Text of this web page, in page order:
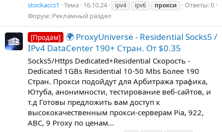
stockaccs1 Тема 16.10.24 ipv4 ipv6 прокси
Ответы: 0
Форум: Рекламный раздел
[Продам] 🌍 ProxyUniverse - Residential Socks5 /
IPv4 DataCenter 190+ Стран. От $0.35
Socks5/Https Dedicated+Residential Скорость -
Dedicated 1GBs Residential 10-50 Mbs Более 190
Стран. Прокси подойдут для Арбитража трафика,
Ютуба, анонимности, тестирование веб-сайтов, и
т.д Готовы предложить вам доступ к
высококачественным прокси-серверам Pia, 922,
ABC, 9 Proxy по ценам...